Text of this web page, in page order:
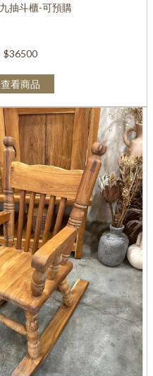
抽斗櫃-可預購
$36500
查看商品